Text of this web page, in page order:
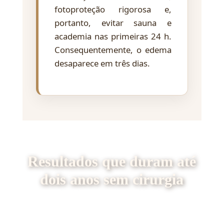
fotoproteção rigorosa e,
portanto, evitar sauna e
academia nas primeiras 24 h.
Consequentemente, o edema
desaparece em três dias.
Resultados que duram até
dois anos sem cirurgia